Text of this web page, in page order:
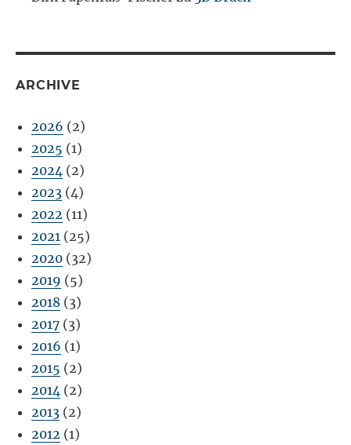
ARCHIVE
2026 (2)
2025 (1)
2024 (2)
2023 (4)
2022 (11)
2021 (25)
2020 (32)
2019 (5)
2018 (3)
2017 (3)
2016 (1)
2015 (2)
2014 (2)
2013 (2)
2012 (1)